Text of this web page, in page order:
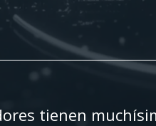
tienen